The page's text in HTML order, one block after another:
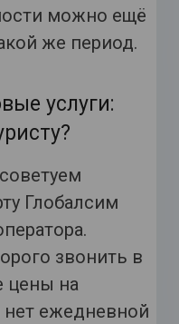
можно ещё
же период.
услуги:
Глобалсим
звонить в
цены на
ежедневной